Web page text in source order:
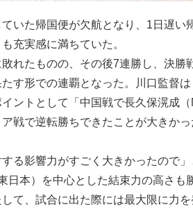
いた帰国便が欠航となり、1日遅い
充実感に満ちていた。
れたものの、その後7連勝し、決勝
す形での連覇となった。川口監督
ントとして「中国戦で長久保滉成
戦で逆転勝ちできたことが大きか
る影響力がすごく大きかったので」
本）を中心とした結束力の高さも
て、試合に出た際には最大限に力